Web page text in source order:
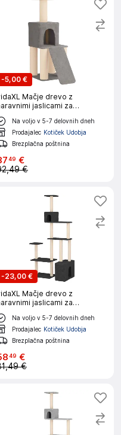
-5,00 €
Mačje drevo z
jaslicami za
praskanje Svetlo siva
Na voljo v 5-7 delovnih dneh
Prodajalec Kotiček Udobja
Brezplačna poštnina
49 €
€
-23,00 €
Mačje drevo z
jaslicami za
praskanje Temno siva
Na voljo v 5-7 delovnih dneh
Prodajalec Kotiček Udobja
Brezplačna poštnina
49 €
€